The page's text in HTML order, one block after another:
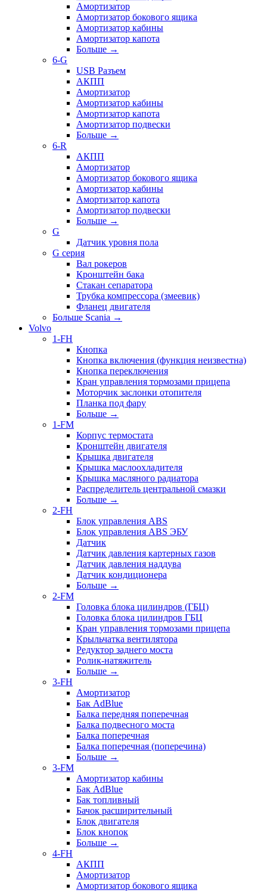
Амортизатор
Амортизатор бокового ящика
Амортизатор кабины
Амортизатор капота
Больше →
6-G
USB Разъем
АКПП
Амортизатор
Амортизатор кабины
Амортизатор капота
Амортизатор подвески
Больше →
6-R
АКПП
Амортизатор
Амортизатор бокового ящика
Амортизатор кабины
Амортизатор капота
Амортизатор подвески
Больше →
G
Датчик уровня пола
G серия
Вал рокеров
Кронштейн бака
Стакан сепаратора
Трубка компрессора (змеевик)
Фланец двигателя
Больше Scania →
Volvo
1-FH
Кнопка
Кнопка включения (функция неизвестна)
Кнопка переключения
Кран управления тормозами прицепа
Моторчик заслонки отопителя
Планка под фару
Больше →
1-FM
Корпус термостата
Кронштейн двигателя
Крышка двигателя
Крышка маслоохладителя
Крышка масляного радиатора
Распределитель центральной смазки
Больше →
2-FH
Блок управления ABS
Блок управления ABS ЭБУ
Датчик
Датчик давления картерных газов
Датчик давления наддува
Датчик кондиционера
Больше →
2-FM
Головка блока цилиндров (ГБЦ)
Головка блока цилиндров ГБЦ
Кран управления тормозами прицепа
Крыльчатка вентилятора
Редуктор заднего моста
Ролик-натяжитель
Больше →
3-FH
Амортизатор
Бак AdBlue
Балка передняя поперечная
Балка подвесного моста
Балка поперечная
Балка поперечная (поперечина)
Больше →
3-FM
Амортизатор кабины
Бак AdBlue
Бак топливный
Бачок расширительный
Блок двигателя
Блок кнопок
Больше →
4-FH
АКПП
Амортизатор
Амортизатор бокового ящика